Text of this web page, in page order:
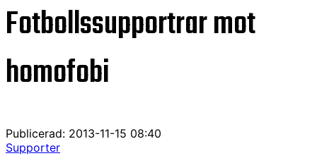
Fotbollssupportrar mot
homofobi
Publicerad: 2013-11-15 08:40
Supporter